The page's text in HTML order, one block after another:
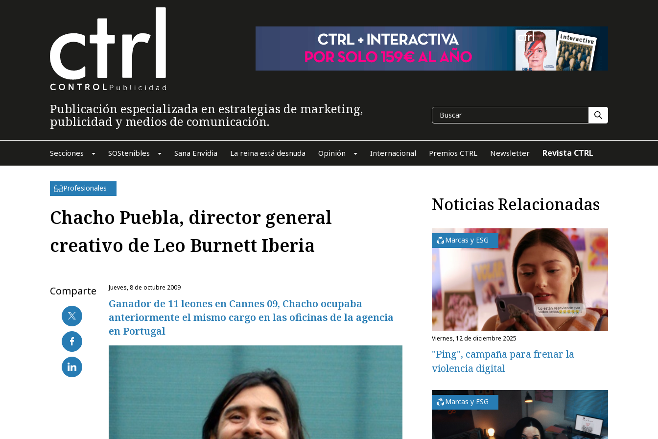
Publicación especializada en estrategias de marketing,
publicidad y medios de comunicación.
Secciones SOStenibles Sana Envidia La reina está desnuda Opinión Internacional Premios CTRL Newsletter Revista CTRL
Profesionales
Chacho Puebla, director general
creativo de Leo Burnett Iberia
Comparte jueves, 8 de octubre 2009
Ganador de 11 leones en Cannes 09, Chacho ocupaba
anteriormente el mismo cargo en las oficinas de la agencia
en Portugal
Noticias Relacionadas
Marcas y ESG
viernes, 12 de diciembre 2025
"Ping", campaña para frenar la
violencia digital
Marcas y ESG